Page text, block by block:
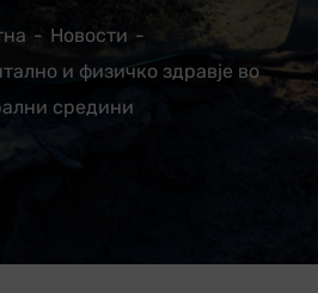
Новости
и физичко здравје во
средини